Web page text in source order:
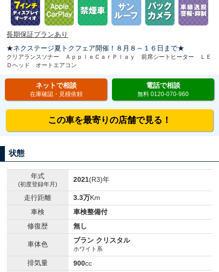
長期保証プランあり
★ネクステージ夏トクフェア開催！８月８～１６日まで★
クリアランスソナー ＡｐｐｌｅＣａｒＰｌａｙ 前席シートヒーター ＬＥ
Ｄヘッド オートエアコン
ネットで相談
在庫確認・見積依頼
電話で相談
無料 0120-070-960
この車を最寄りの店舗で見る！
状態
年式
(初度登録年月)
2021(R3)年
走行距離 3.3万Km
車検
車検整備付
修復歴
無し
車体色 ブラン クリスタル
ホワイト系
排気量 900cc